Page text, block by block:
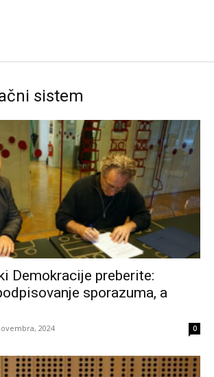
sistem
Demokracije preberite:
sporazuma, a
2024 0